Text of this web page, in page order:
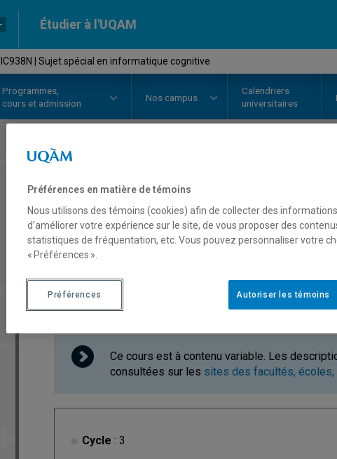
Étudier à l'UQAM
| Sujet spécial en informatique cognitive
Programmes,
cours et admission
Nos campus
Calendriers
universitaires
COURS// DIC938N
Sujet
cognitive
Ce cours est à contenu variable. Les
consultées sur les sites des facultés,
Cycle : 3
Préférences en matière de témoins
Nous utilisons des témoins (cookies) afin de collecter des
d’améliorer votre expérience sur le site, de vous proposer des
statistiques de fréquentation, etc. Vous pouvez personnaliser votre
« Préférences ».
Autoriser les témoins
Préférences